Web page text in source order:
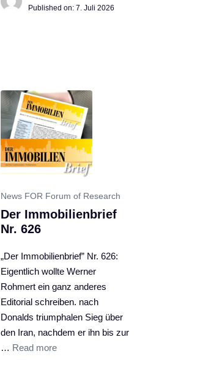
Published on: 7. Juli 2026
News FOR Forum of Research
Der Immobilienbrief
Nr. 626
„Der Immobilienbrief” Nr. 626:
Eigentlich wollte Werner
Rohmert ein ganz anderes
Editorial schreiben. nach
Donalds triumphalen Sieg über
den Iran, nachdem er ihn bis zur
… Read more